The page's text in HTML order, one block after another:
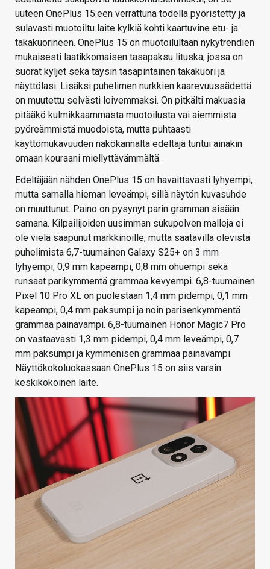
uuteen OnePlus 15:een verrattuna todella pyöristetty ja
sulavasti muotoiltu laite kylkiä kohti kaartuvine etu- ja
takakuorineen. OnePlus 15 on muotoilultaan nykytrendien
mukaisesti laatikkomaisen tasapaksu lituska, jossa on
suorat kyljet sekä täysin tasapintainen takakuori ja
näyttölasi. Lisäksi puhelimen nurkkien kaarevuussädettä
on muutettu selvästi loivemmaksi. On pitkälti makuasia
pitääkö kulmikkaammasta muotoilusta vai aiemmista
pyöreämmistä muodoista, mutta puhtaasti
käyttömukavuuden näkökannalta edeltäjä tuntui ainakin
omaan kouraani miellyttävämmältä.
Edeltäjään nähden OnePlus 15 on havaittavasti lyhyempi,
mutta samalla hieman leveämpi, sillä näytön kuvasuhde
on muuttunut. Paino on pysynyt parin gramman sisään
samana. Kilpailijoiden uusimman sukupolven malleja ei
ole vielä saapunut markkinoille, mutta saatavilla olevista
puhelimista 6,7-tuumainen Galaxy S25+ on 3 mm
lyhyempi, 0,9 mm kapeampi, 0,8 mm ohuempi sekä
runsaat parikymmentä grammaa kevyempi. 6,8-tuumainen
Pixel 10 Pro XL on puolestaan 1,4 mm pidempi, 0,1 mm
kapeampi, 0,4 mm paksumpi ja noin parisenkymmentä
grammaa painavampi. 6,8-tuumainen Honor Magic7 Pro
on vastaavasti 1,3 mm pidempi, 0,4 mm leveämpi, 0,7
mm paksumpi ja kymmenisen grammaa painavampi.
Näyttökokoluokassaan OnePlus 15 on siis varsin
keskikokoinen laite.